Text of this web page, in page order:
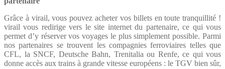
Grâce à virail, vous pouvez acheter vos billets en toute tranquillité !
virail vous redirige vers le site internet du partenaire, ce qui vous
permet d’y réserver vos voyages le plus simplement possible. Parmi
nos partenaires se trouvent les compagnies ferroviaires telles que
CFL, la SNCF, Deutsche Bahn, Trenitalia ou Renfe, ce qui vous
donne accès aux trains à grande vitesse européens : le TGV bien sûr,